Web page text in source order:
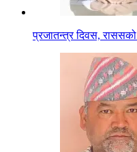
प्रजातन्त्र दिवस, राससको